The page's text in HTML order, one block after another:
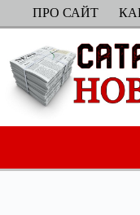
ПерейтиПРО САЙТ